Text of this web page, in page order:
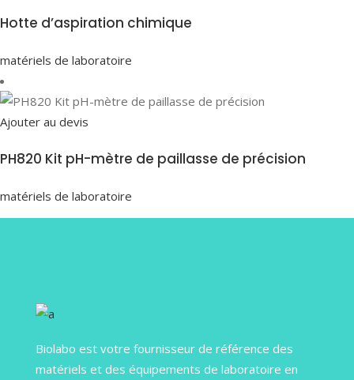
Hotte d’aspiration chimique
matériels de laboratoire
Ajouter au devis
PH820 Kit pH-mètre de paillasse de précision
matériels de laboratoire
Biolabo est votre fournisseur de référence des
matériels et des équipements de laboratoire en